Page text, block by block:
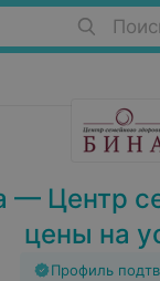
— Центр
цены на
Профиль